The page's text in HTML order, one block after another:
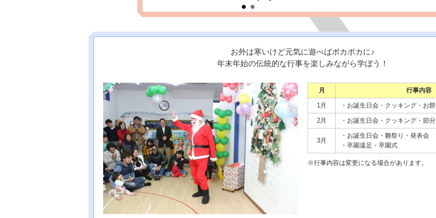
お外は寒いけど元気に遊べばポカポカに♪
年末年始の伝統的な行事を楽しみながら学ぼう！
月 行事内容
1月 ・お誕生日会・クッキング・お
2月 ・お誕生日会・クッキング・節分
3月
・お誕生日会・雛祭り・発表会
・卒園遠足 ・卒園式
※行事内容は変更になる場合があります。